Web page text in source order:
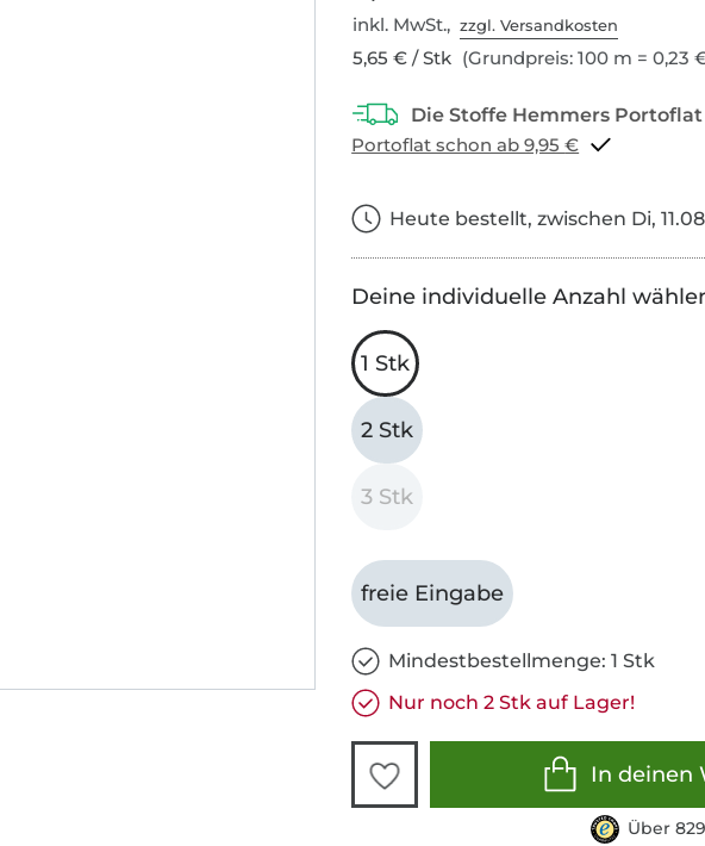
inkl. MwSt.,zzgl. Versandkosten
5,65 € / Stk (Grundpreis: 100 m = 0,23
Portoflat schon ab 9,95 €
Heute bestellt, zwischen Di,
Deine individuelle Anzahl
1 Stk
2 Stk
3 Stk
freie Eingabe
Mindestbestellmenge: 1 Stk
Nur noch 2 Stk auf Lager!
In deinen
Über